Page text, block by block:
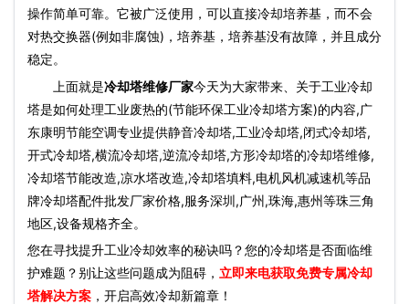
操作简单可靠。它被广泛使用，可以直接冷却培养基，而不会
对热交换器(例如非腐蚀)，培养基，培养基没有故障，并且成分
稳定。
上面就是冷却塔维修厂家今天为大家带来、关于工业冷却
塔是如何处理工业废热的(节能环保工业冷却塔方案)的内容,广
东康明节能空调专业提供静音冷却塔,工业冷却塔,闭式冷却塔,
开式冷却塔,横流冷却塔,逆流冷却塔,方形冷却塔的冷却塔维修,
冷却塔节能改造,凉水塔改造,冷却塔填料,电机风机减速机等品
牌冷却塔配件批发厂家价格,服务深圳,广州,珠海,惠州等珠三角
地区,设备规格齐全。
您在寻找提升工业冷却效率的秘诀吗？您的冷却塔是否面临维
护难题？别让这些问题成为阻碍， 立即来电获取免费专属冷却
塔解决方案 ，开启高效冷却新篇章！